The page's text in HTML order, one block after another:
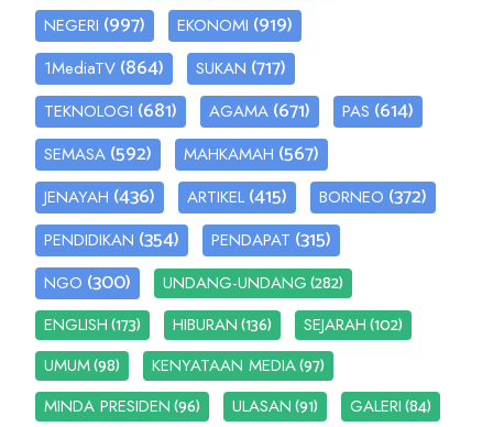
NEGERI (997) EKONOMI (919)
1MediaTV (864) SUKAN (717)
TEKNOLOGI (681) AGAMA (671) PAS (614)
SEMASA (592) MAHKAMAH (567)
JENAYAH (436) ARTIKEL (415) BORNEO (372)
PENDIDIKAN (354) PENDAPAT (315)
NGO (300) UNDANG-UNDANG(282)
ENGLISH(173) HIBURAN(136) SEJARAH(102)
UMUM(98) KENYATAAN MEDIA(97)
MINDA PRESIDEN(96) ULASAN(91) GALERI(84)